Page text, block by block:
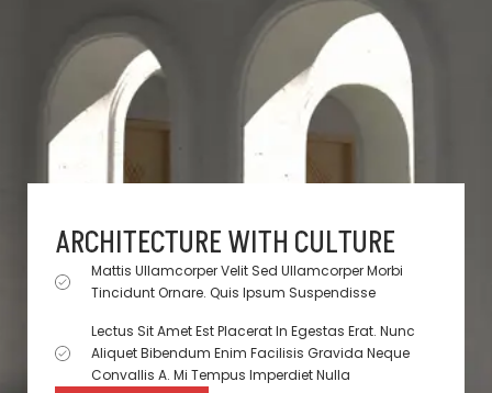
ARCHITECTURE WITH CULTURE
Mattis Ullamcorper Velit Sed Ullamcorper Morbi
Tincidunt Ornare. Quis Ipsum Suspendisse
Lectus Sit Amet Est Placerat In Egestas Erat. Nunc
Aliquet Bibendum Enim Facilisis Gravida Neque
Convallis A. Mi Tempus Imperdiet Nulla